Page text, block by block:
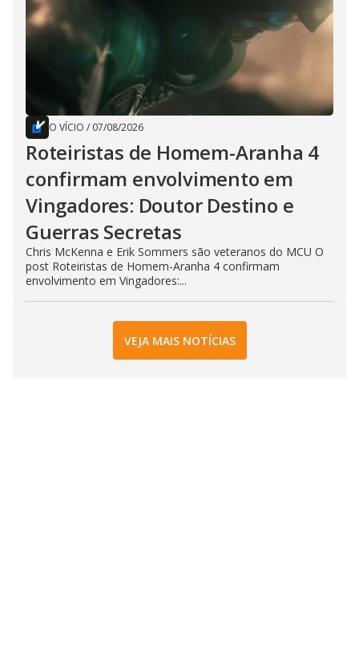
O VÍCIO / 07/08/2026
Roteiristas de Homem-Aranha 4
confirmam envolvimento em
Vingadores: Doutor Destino e
Guerras Secretas
Chris McKenna e Erik Sommers são veteranos do MCU O
post Roteiristas de Homem-Aranha 4 confirmam
envolvimento em Vingadores:...
VEJA MAIS NOTÍCIAS